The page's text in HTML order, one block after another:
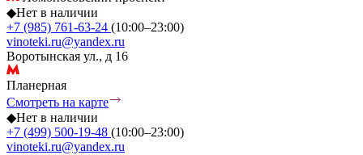
◆Нет в наличии
+7 (985) 761-63-24 (10:00–23:00)
vinoteki.ru@yandex.ru
Воротынская ул., д 16
Планерная
Смотреть на карте
◆Нет в наличии
+7 (499) 500-19-48 (10:00–23:00)
vinoteki.ru@yandex.ru